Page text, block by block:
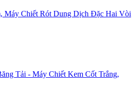
Máy Chiết Rót Dung Dịch Đặc Hai Vòi
Tải - Máy Chiết Kem Cốt Trắng,